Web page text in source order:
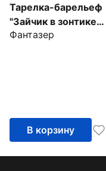
Тарелка-барельеф
"Зайчик в зонтике"
(717203)
Фантазер
В корзину